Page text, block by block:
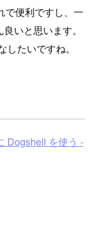
で便利ですし、一
いと思います。
たいですね。
Dogshell を使う -